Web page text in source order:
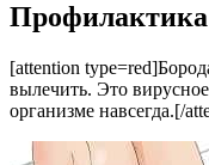
Профилактика
[attention
вылечить. Это вирусное
организме навсегда.[/